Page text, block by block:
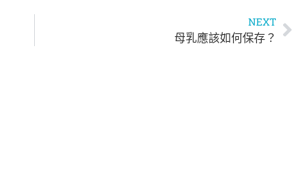
NEXT
母乳應該如何保存？